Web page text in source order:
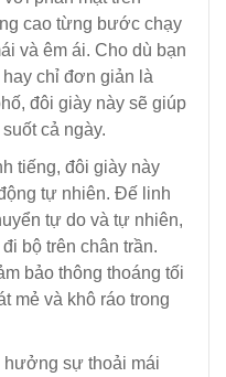
cao từng bước chạy
và êm ái. Cho dù bạn
chỉ đơn giản là
đôi giày này sẽ giúp
cả ngày.
tiếng, đôi giày này
tự nhiên. Đế linh
tự do và tự nhiên,
bộ trên chân trần.
bảo thông thoáng tối
mẻ và khô ráo trong
hưởng sự thoải mái